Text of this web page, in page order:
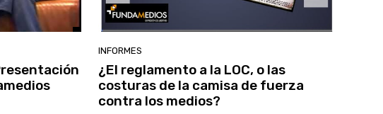
INFORMES
¿El reglamento a la LOC, o las
costuras de la camisa de fuerza
contra los medios?